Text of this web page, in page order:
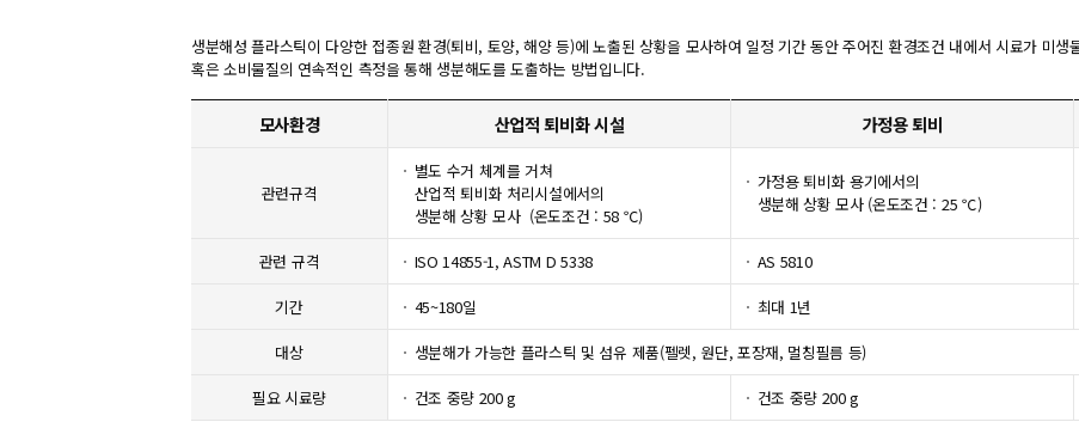
생분해성 플라스틱이 다양한 접종원 환경(퇴비, 토양, 해양 등)에 노출된 상황을 모사하여 일정 기간 동안 주어진 환경조건 내에서 시료가 미
혹은 소비물질의 연속적인 측정을 통해 생분해도를 도출하는 방법입니다.
모사환경 산업적 퇴비화 시설 가정용 퇴비
관련규격
별도 수거 체계를 거쳐
산업적 퇴비화 처리시설에서의
생분해 상황 모사 (온도조건 : 58 ℃)
가정용 퇴비화 용기에서의
생분해 상황 모사 (온도조건 : 25 ℃)
관련 규격 ISO 14855-1, ASTM D 5338 AS 5810
기간
45~180일 최대 1년
대상
생분해가 가능한 플라스틱 및 섬유 제품(펠렛, 원단, 포장재, 멀칭필름 등)
필요 시료량
건조 중량 200 g 건조 중량 200 g